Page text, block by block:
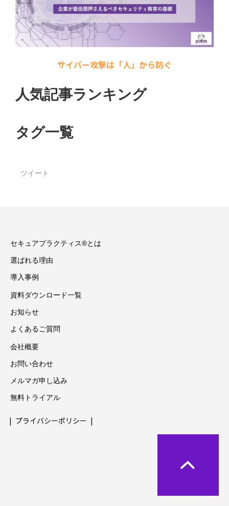
サイバー攻撃は「人」から防ぐ
人気記事ランキング
タグ一覧
ツイート
セキュアプラクティス®とは
選ばれる理由
導入事例
資料ダウンロード一覧
お知らせ
よくあるご質問
会社概要
お問い合わせ
メルマガ申し込み
無料トライアル
プライバシーポリシー